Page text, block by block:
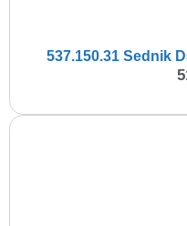
537.150.31 Sednik